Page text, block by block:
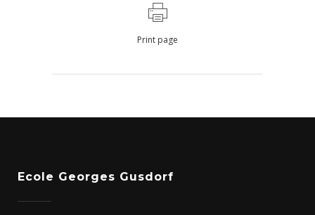
Print page
Ecole Georges Gusdorf